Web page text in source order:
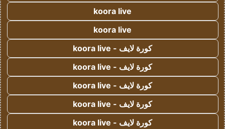
koora live
koora live
كورة لايف - koora live
كورة لايف - koora live
كورة لايف - koora live
كورة لايف - koora live
كورة لايف - koora live